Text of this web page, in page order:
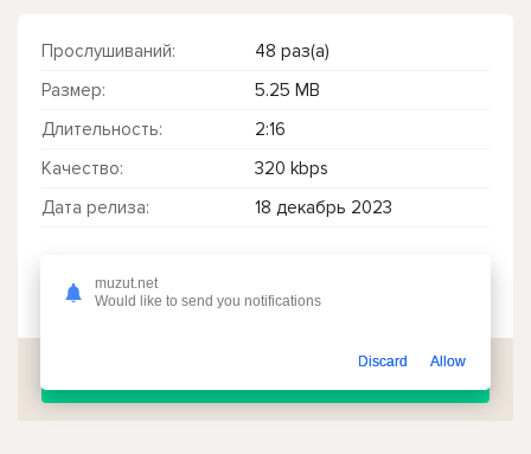
Прослушиваний:
48 раз(а)
Размер:
5.25 MB
Длительность:
2:16
Качество:
320 kbps
Дата релиза:
18 декабрь 2023
muzut.net
Would like to send you notifications
Discard Allow